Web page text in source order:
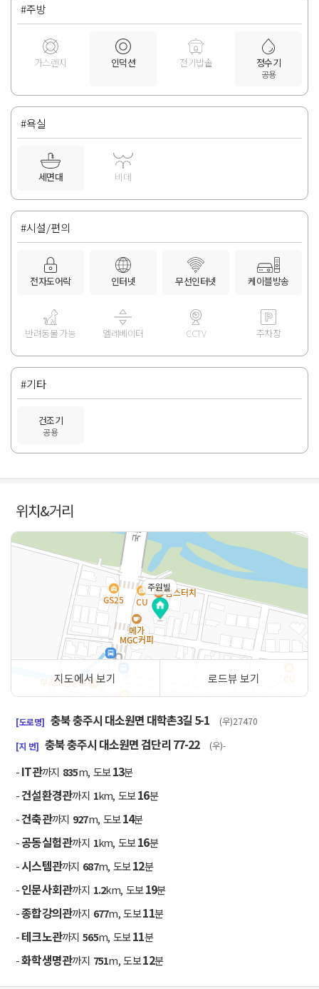
#주방
가스렌지 인덕션 전기밥솥 정수기
공용
#욕실
세면대 비데
#시설/편의
전자도어락 인터넷 무선인터넷 케이블방송
반려동물 가능 엘레베이터 CCTV 주차장
#기타
건조기
공용
위치&거리
주원빌
지도에서 보기 로드뷰 보기
[도로명] 충북 충주시 대소원면 대학촌3길 5-1 (우)27470
[지 번] 충북 충주시 대소원면 검단리 77-22 (우)-
-IT관까지 835m, 도보13분
-건설환경관까지 1km, 도보16분
-건축관까지 927m, 도보14분
-공동실험관까지 1km, 도보16분
-시스템관까지 687m, 도보12분
-인문사회관까지 1.2km, 도보19분
-종합강의관까지 677m, 도보11분
-테크노관까지565m, 도보11분
-화학생명관까지 751m, 도보12분